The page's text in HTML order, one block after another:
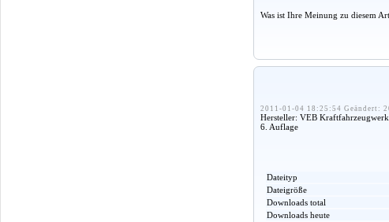
Was ist Ihre Meinung zu diesem
2011-01-04 18:25:54 Geändert:
Hersteller: VEB
6. Auflage
Dateityp
Dateigröße
Downloads total
Downloads heute